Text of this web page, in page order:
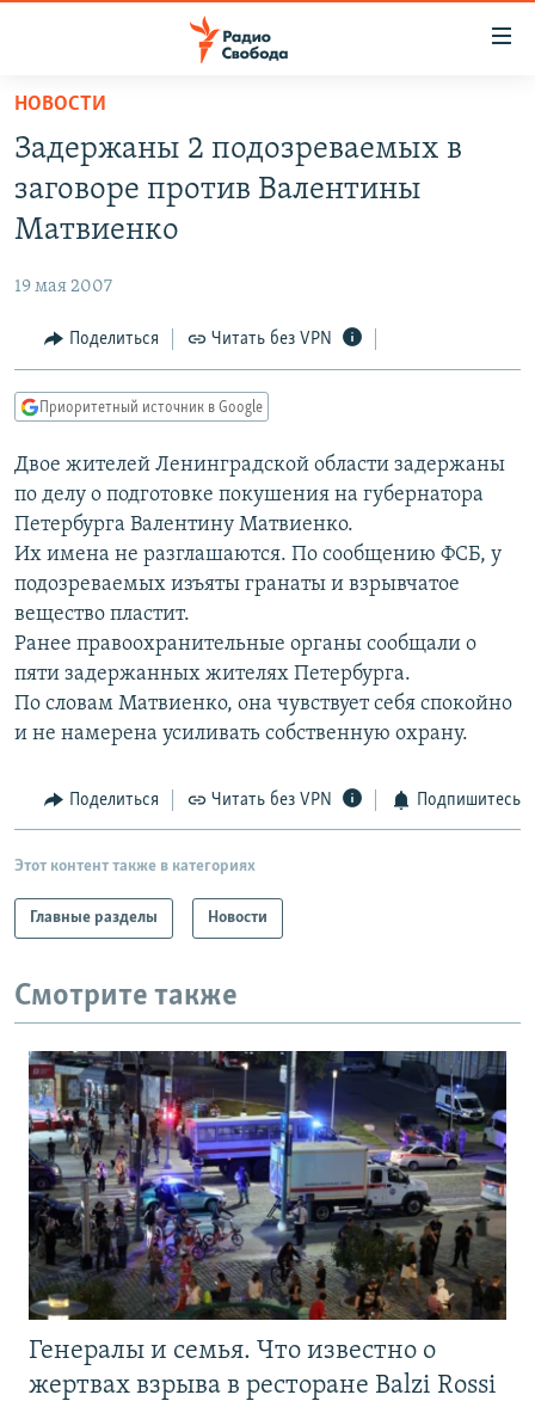
упрощенного
доступа
основному
Вернутся
Вернутся
поиску
ПОДКАСТЫ
АВТОРСКИЕ ПРОЕКТЫ
МНЕНИЯ
КУЛЬТУРА
КАВКАЗ.РЕАЛИИ
СЕВЕР.РЕАЛИИ
СИБИРЬ.РЕАЛИИ
РАСПИСАНИЕ ВЕЩАНИЯ
ПОДПИШИТЕСЬ НА РАССЫЛКУ
Все сайты РСЕ/РС
НОВОСТИ
Задержаны 2 подозреваемых в
заговоре против Валентины
Матвиенко
19 мая 2007
Поделиться Читать без VPN
Приоритетный источник в Google
Двое жителей Ленинградской области задержаны
по делу о подготовке покушения на губернатора
Петербурга Валентину Матвиенко.
Их имена не разглашаются. По сообщению ФСБ, у
подозреваемых изъяты гранаты и взрывчатое
вещество пластит.
Ранее правоохранительные органы сообщали о
пяти задержанных жителях Петербурга.
По словам Матвиенко, она чувствует себя спокойно
и не намерена усиливать собственную охрану.
Поделиться Читать без VPN Подпишитесь
Этот контент также в категориях
Главные разделы Новости
Смотрите также
Генералы и семья. Что известно о
жертвах взрыва в ресторане Balzi Rossi